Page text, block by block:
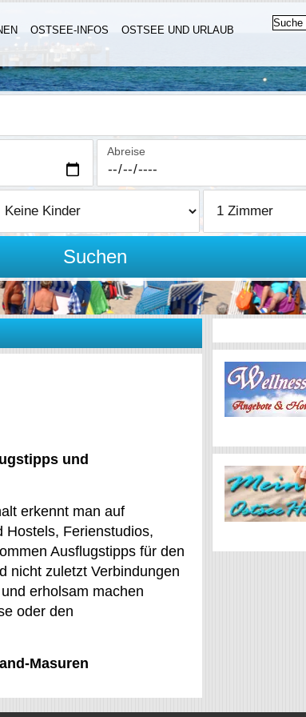
OSTSEE-INFOS
OSTSEE UND URLAUB
Abreise
Suchen
und
erkennt man auf
Hostels, Ferienstudios,
Ausflugstipps für den
nicht zuletzt Verbindungen
erholsam machen
oder den
Masuren